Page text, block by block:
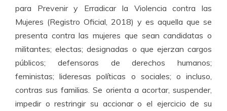
para Prevenir y Erradicar la Violencia contra las
Mujeres (Registro Oficial, 2018) y es aquella que se
presenta contra las mujeres que sean candidatas o
militantes; electas; designadas o que ejerzan cargos
públicos; defensoras de derechos humanos;
feministas; lideresas políticas o sociales; o incluso,
contras sus familias. Se orienta a acortar, suspender,
impedir o restringir su accionar o el ejercicio de su